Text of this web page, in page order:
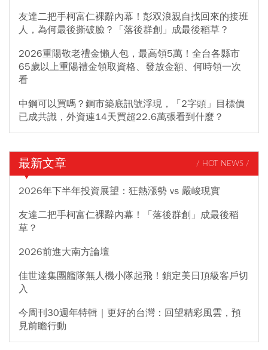
友達二把手柯富仁裸辭內幕！彭双浪親自找回來的接班
人，為何最後撕破臉？「落後群創」成最後稻草？
2026重陽敬老禮金懶人包，最高領5萬！全台各縣市
65歲以上重陽禮金領取資格、發放金額、何時領一次
看
中鋼可以買嗎？鋼市築底訊號浮現，「2字頭」目標價
已成共識，外資連14天買超22.6萬張看到什麼？
最新文章 / HOT NEWS /
2026年下半年投資展望：狂熱漲勢 vs 嚴峻現實
友達二把手柯富仁裸辭內幕！「落後群創」成最後稻
草？
2026前進大南方論壇
佳世達集團艦隊無人機小隊起飛！鎖定美日頂級客戶切
入
今周刊30週年特輯｜更好的台灣：回望精彩風雲，預
見前瞻行動